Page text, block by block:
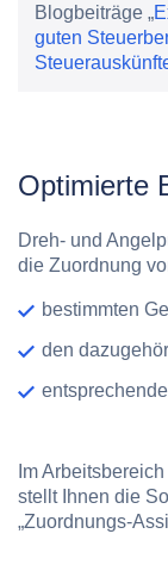
Blogbeiträge „
guten
Optimierte
Dreh- und
die Zuordnung
bestimmten
den
Im
stellt Ihnen die
„Zuordnungs-